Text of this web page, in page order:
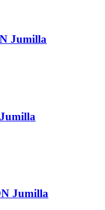
Jumilla
Jumilla